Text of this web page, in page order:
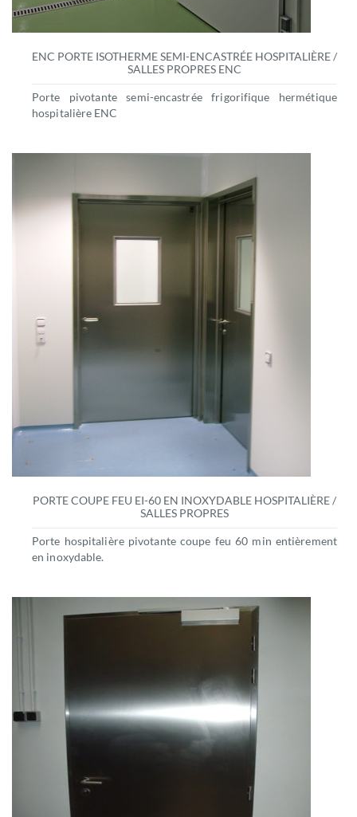
ENC PORTE ISOTHERME SEMI-ENCASTRÉE HOSPITALIÈRE /
SALLES PROPRES ENC
Porte pivotante semi-encastrée frigorifique hermétique
hospitalière ENC
PORTE COUPE FEU EI-60 EN INOXYDABLE HOSPITALIÈRE /
SALLES PROPRES
Porte hospitalière pivotante coupe feu 60 min entièrement
en inoxydable.